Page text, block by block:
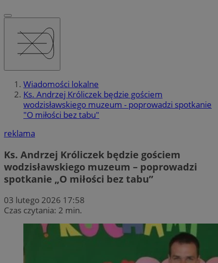
Wiadomości lokalne
Ks. Andrzej Króliczek będzie gościem
wodzisławskiego muzeum - poprowadzi spotkanie
"O miłości bez tabu"
reklama
Ks. Andrzej Króliczek będzie gościem
wodzisławskiego muzeum – poprowadzi
spotkanie „O miłości bez tabu”
03 lutego 2026 17:58
Czas czytania: 2 min.